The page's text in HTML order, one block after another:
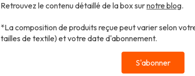
Retrouvez le contenu détaillé de la box surnotre blog.
*La composition de produits reçue peut varier selon
tailles de textile) et votre date d'abonnement.
S'abonner